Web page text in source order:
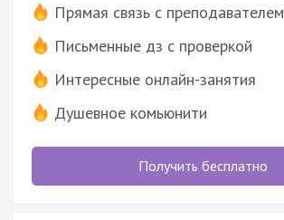
Прямая связь с преподавателем
Письменные дз с проверкой
Интересные онлайн-занятия
Душевное комьюнити
Получить бесплатно